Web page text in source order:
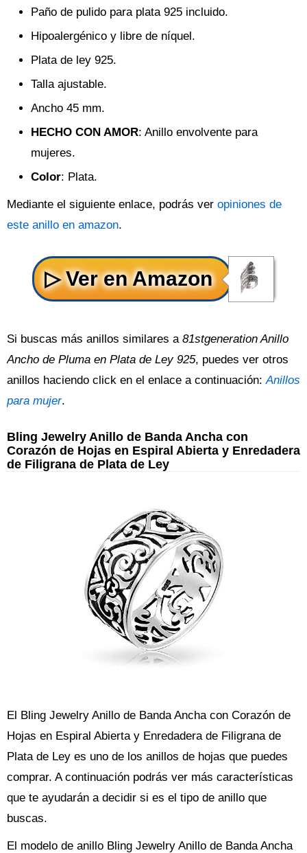
Paño de pulido para plata 925 incluido.
Hipoalergénico y libre de níquel.
Plata de ley 925.
Talla ajustable.
Ancho 45 mm.
HECHO CON AMOR: Anillo envolvente para
mujeres.
Color: Plata.
Mediante el siguiente enlace, podrás ver opiniones de
este anillo en amazon.
Si buscas más anillos similares a 81stgeneration Anillo
Ancho de Pluma en Plata de Ley 925, puedes ver otros
anillos haciendo click en el enlace a continuación:Anillos
para mujer.
Bling Jewelry Anillo de Banda Ancha con
Corazón de Hojas en Espiral Abierta y Enredadera
de Filigrana de Plata de Ley
El Bling Jewelry Anillo de Banda Ancha con Corazón de
Hojas en Espiral Abierta y Enredadera de Filigrana de
Plata de Ley es uno de los anillos de hojas que puedes
comprar. A continuación podrás ver más características
que te ayudarán a decidir si es el tipo de anillo que
buscas.
El modelo de anillo Bling Jewelry Anillo de Banda Ancha